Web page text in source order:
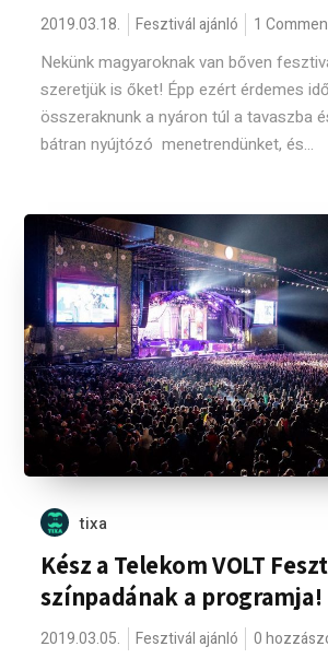
2019.03.18. Fesztivál ajánló 1
Nekünk magyaroknak van bőven
szeretjük is őket! Épp ezért érdemes
összeraknunk a nyáron túl a tavaszba
bátran nyújtózó menetrendünket, és...
tixa
Kész a Telekom VOLT
színpadának a programja!
2019.03.05. Fesztivál ajánló 0